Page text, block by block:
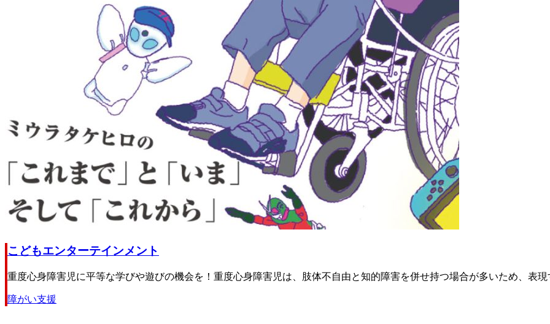
こどもエンターテインメント
重度心身障害児に平等な学びや遊びの機会を！重度心身障害児は、肢体不自由と知的障害を併せ持つ場合が多いため、表現
障がい支援